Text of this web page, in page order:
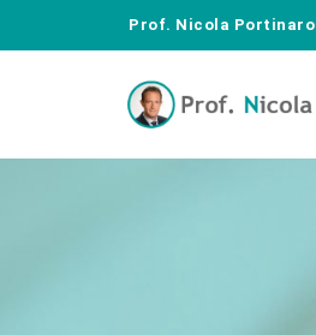
Prof. Nicola Portinaro